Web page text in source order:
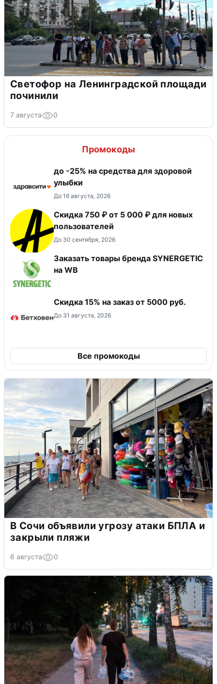
Светофор на Ленинградской площади
починили
7 августа 0
Промокоды
до -25% на средства для здоровой
улыбки
До 16 августа, 2026
Скидка 750 ₽ от 5 000 ₽ для новых
пользователей
До 30 сентября, 2026
Заказать товары бренда SYNERGETIC
на WB
Скидка 15% на заказ от 5000 руб.
До 31 августа, 2026
Все промокоды
В Сочи объявили угрозу атаки БПЛА и
закрыли пляжи
6 августа 0